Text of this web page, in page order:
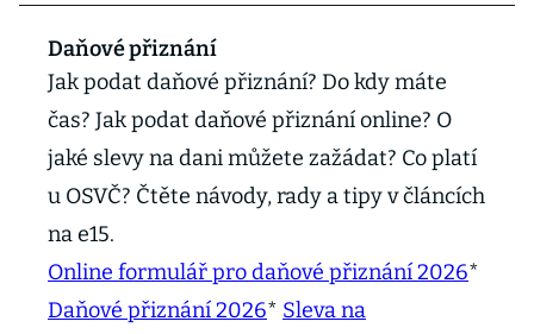
Daňové přiznání
Jak podat daňové přiznání? Do kdy máte
čas? Jak podat daňové přiznání online? O
jaké slevy na dani můžete zažádat? Co platí
u OSVČ? Čtěte návody, rady a tipy v článcích
na e15.
Online formulář pro daňové přiznání 2026*
Daňové přiznání 2026* Sleva na